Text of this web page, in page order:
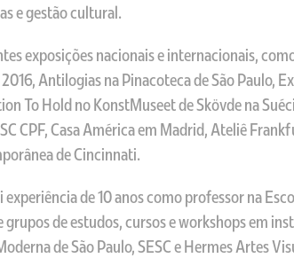
e gestão cultural.
exposições nacionais e internacionais,
Antilogias na Pinacoteca de São Paulo,
To Hold no KonstMuseet de Skövde na
CPF, Casa América em Madrid, Ateliê
de Cincinnati.
de 10 anos como professor na
de estudos, cursos e workshops em
de São Paulo, SESC e Hermes Artes